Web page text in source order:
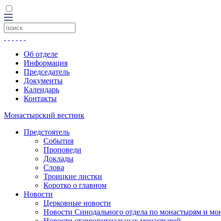
Об отделе
Информация
Председатель
Документы
Календарь
Контакты
Монастырский вестник
Предстоятель
События
Проповеди
Доклады
Слова
Троицкие листки
Коротко о главном
Новости
Церковные новости
Новости Синодального отдела по монастырям и